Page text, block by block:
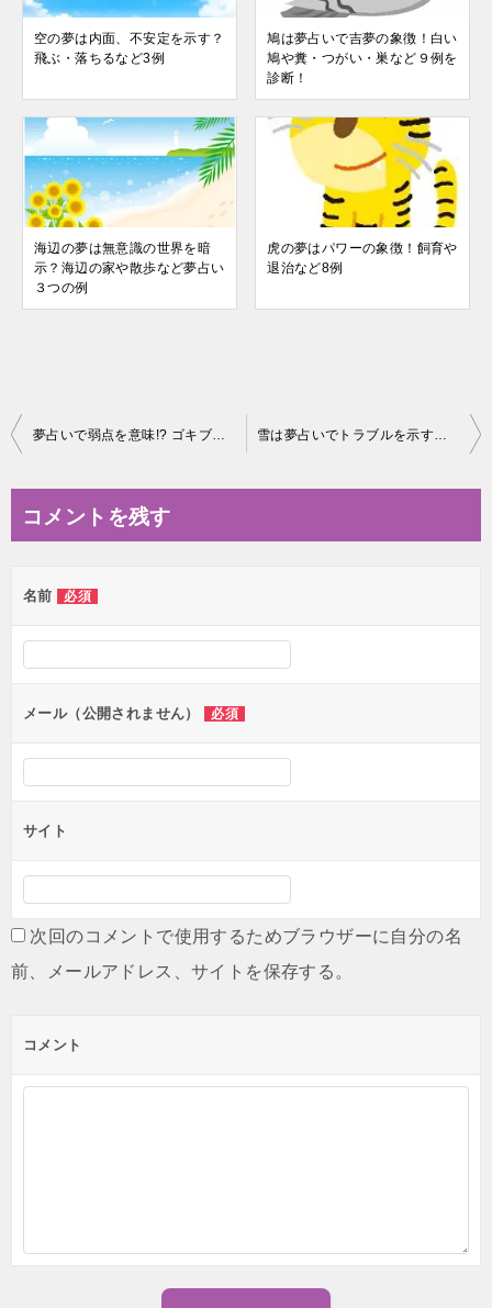
空の夢は内面、不安定を示す？
飛ぶ・落ちるなど3例
鳩は夢占いで吉夢の象徴！白い
鳩や糞・つがい・巣など９例を
診断！
海辺の夢は無意識の世界を暗
示？海辺の家や散歩など夢占い
３つの例
虎の夢はパワーの象徴！飼育や
退治など8例
投
ビ
ー
シ
ン
夢占いで弱点を意味!? ゴキブリを殺す・食べるなど７例を診断 雪は夢占いでトラブルを示す！？雪山・雪崩など８例を診断
コメントを残す
名前 必須
メール（公開されません） 必須
サイト
次回のコメントで使用するためブラウザーに自分の名
前、メールアドレス、サイトを保存する。
コメント